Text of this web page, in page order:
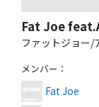
Fat Joe
ファットジョー/
メンバー ：
Fat Joe